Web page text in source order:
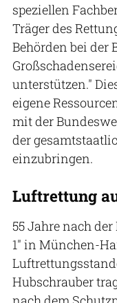
speziellen
Träger des
Behörden bei der
unterstützen."
eigene
mit der
der
einzubringen.
Luftrettung
55 Jahre nach
1" in München-
Hubschrauber